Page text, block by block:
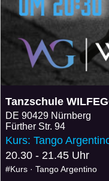
Tanzschule
DE 90429 Nürnberg
Fürther Str. 94
Kurs: Tango
20.30 - 21.45 Uhr
#Kurs · Tango Argentino